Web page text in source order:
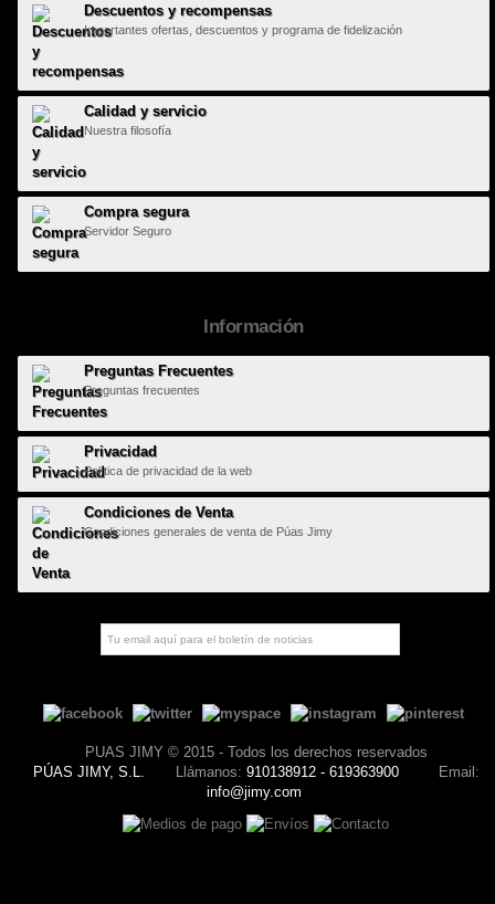
Descuentos y recompensas
Importantes ofertas, descuentos y programa de fidelización
Calidad y servicio
Nuestra filosofía
Compra segura
Servidor Seguro
Información
Preguntas Frecuentes
Preguntas frecuentes
Privacidad
Política de privacidad de la web
Condiciones de Venta
Condiciones generales de venta de Púas Jimy
PUAS JIMY © 2015 - Todos los derechos reservados
PÚAS JIMY, S.L.
Llámanos: 910138912 - 619363900
Email:
info@jimy.com